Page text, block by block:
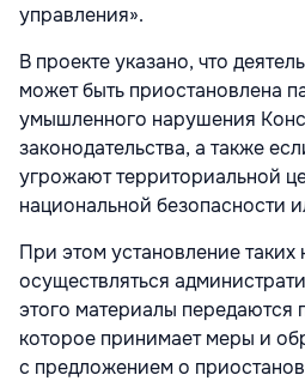
управления».
В проекте указано, что
может быть приостановлена
умышленного нарушения
законодательства, а также
угрожают территориальной
национальной безопасности
При этом установление
осуществляться
этого материалы передаются
которое принимает меры и
с предложением о